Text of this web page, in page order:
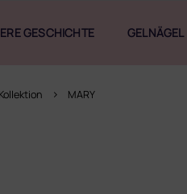
GESCHICHTE GELNÄGEL
MARY